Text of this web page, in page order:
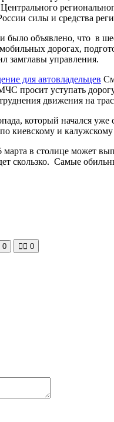
Центрального
силы и средства
объявлено, что в
дорогах,
замглавы управления.
для автовладельцев
просит уступать
движения на
который начался
киевскому и
марта в столице может
скользко. Самые
0 🧘‍♀️ 0